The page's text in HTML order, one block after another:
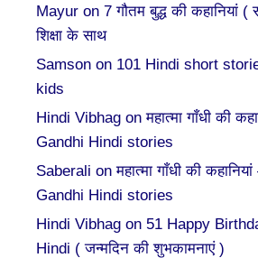
Mayur on 7 गौतम बुद्ध की कहानियां (
शिक्षा के साथ
Samson on 101 Hindi short
kids
Hindi Vibhag onमहात्मा गाँधी की
Gandhi Hindi stories
Saberali onमहात्मा गाँधी की
Gandhi Hindi stories
Hindi Vibhag on 51 Happy
Hindi ( जन्मदिन की शुभकामनाएं )